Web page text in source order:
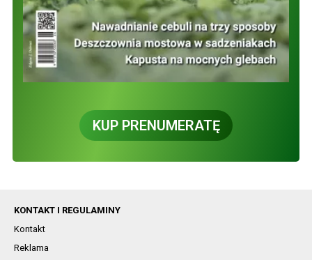
KUP PRENUMERATĘ
KONTAKT I REGULAMINY
Kontakt
Reklama